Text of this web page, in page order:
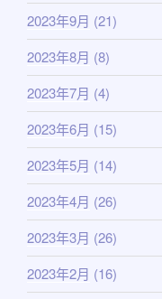
2023年9月 (21)
2023年8月 (8)
2023年7月 (4)
2023年6月 (15)
2023年5月 (14)
2023年4月 (26)
2023年3月 (26)
2023年2月 (16)